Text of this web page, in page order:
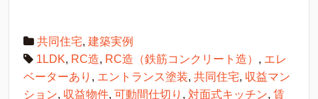
共同住宅, 建築実例
1LDK, RC造, RC造（鉄筋コンクリート造） , エレ
ベーターあり , エントランス塗装, 共同住宅, 収益マン
ション, 収益物件, 可動間仕切り , 対面式キッチン, 賃